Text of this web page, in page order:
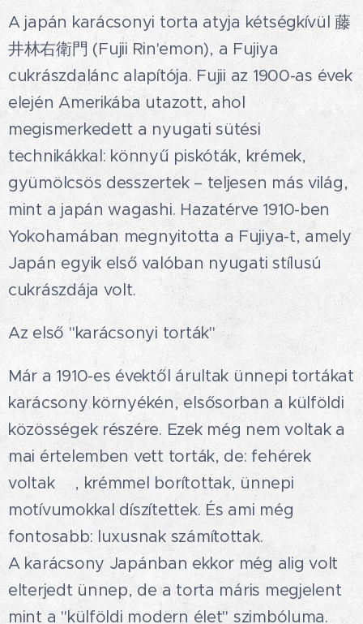
A japán karácsonyi torta atyja kétségkívül 藤
井林右衛門 (Fujii Rin'emon), a Fujiya
cukrászdalánc alapítója. Fujii az 1900-as évek
elején Amerikába utazott, ahol
megismerkedett a nyugati sütési
technikákkal: könnyű piskóták, krémek,
gyümölcsös desszertek – teljesen más világ,
mint a japán wagashi. Hazatérve 1910-ben
Yokohamában megnyitotta a Fujiya-t, amely
Japán egyik első valóban nyugati stílusú
cukrászdája volt.🍰✨
Az első "karácsonyi torták"
Már a 1910-es évektől árultak ünnepi tortákat
karácsony környékén, elsősorban a külföldi
közösségek részére. Ezek még nem voltak a
mai értelemben vett torták, de: fehérek
voltak🤍, krémmel borítottak, ünnepi
motívumokkal díszítettek. És ami még
fontosabb: luxusnak számítottak.✨🍰
A karácsony Japánban ekkor még alig volt
elterjedt ünnep, de a torta máris megjelent
mint a "külföldi modern élet" szimbóluma.